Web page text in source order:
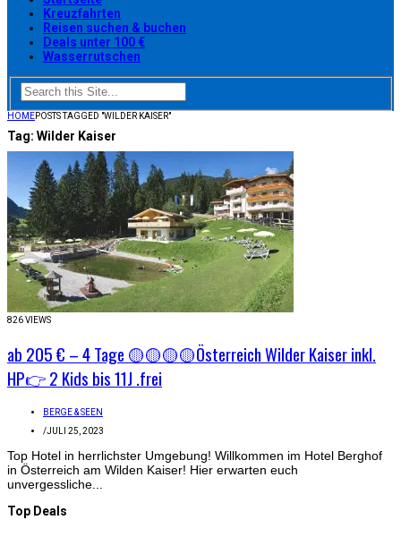
Kreuzfahrten
Reisen suchen & buchen
Deals unter 100 €
Wasserrutschen
HOMEPOSTS TAGGED "WILDER KAISER"
Tag: Wilder Kaiser
826 VIEWS
ab 205 € – 4 Tage 🟡🟡🟡🟡Österreich Wilder Kaiser inkl.
HP👉 2 Kids bis 11J .frei
BERGE & SEEN
/JULI 25, 2023
Top Hotel in herrlichster Umgebung! Willkommen im Hotel Berghof
in Österreich am Wilden Kaiser! Hier erwarten euch
unvergessliche...
Top Deals